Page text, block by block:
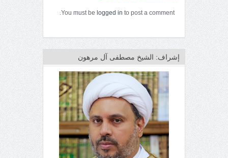
You must be logged in to post a comment.
إشراف: الشيخ مصطفى آل مرهون